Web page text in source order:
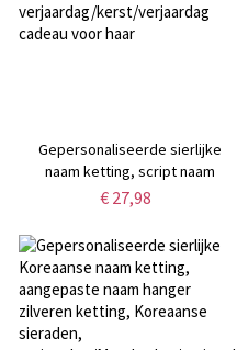
Gepersonaliseerde sierlijke
naam ketting, script naam
ketting, minimalistische
verjaardag/kerst/verjaardag
cadeau voor haar
€ 27,98